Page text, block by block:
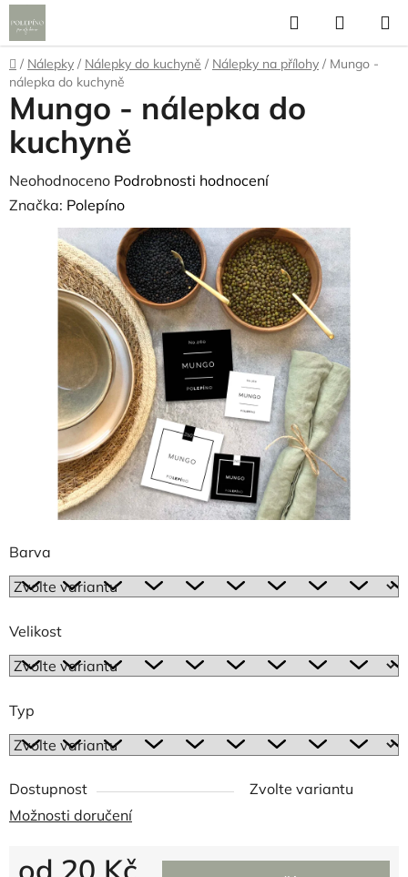
Přejít
na
obsah
Hledat
KOŠÍK
Domů
/ Nálepky / Nálepky do kuchyně / Nálepky na přílohy / Mungo -
nálepka do kuchyně
Barva
Velikost
Typ
Dostupnost
Zvolte variantu
Možnosti doručení
od 20 Kč
Mungo - nálepka do
kuchyně
Průměrné
hodnocení
produktu
Neohodnoceno Podrobnosti hodnocení
Značka: Polepíno